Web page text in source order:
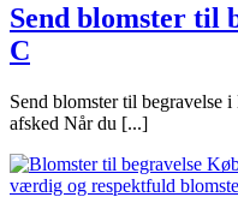
Send blomster til
C
Send blomster til begravelse
afsked Når du [...]